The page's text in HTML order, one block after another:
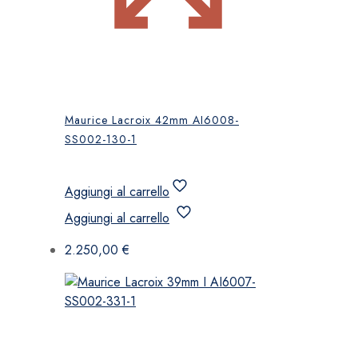
Maurice Lacroix 42mm AI6008-
SS002-130-1
Aggiungi al carrello
Aggiungi al carrello
2.250,00€